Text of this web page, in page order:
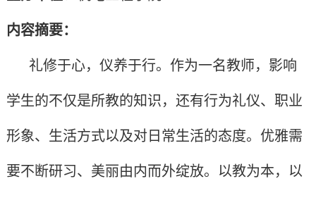
内容摘要：
礼修于心，仪养于行。作为一名教师，影响
学生的不仅是所教的知识，还有行为礼仪、职业
形象、生活方式以及对日常生活的态度。优雅需
要不断研习、美丽由内而外绽放。以教为本，以